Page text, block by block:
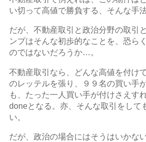
い切って高値で勝負する、そんな手
だが、不動産取引と政治分野の取引
ンプはそんな初歩的なことを、恐ら
のではないだろうか…。
不動産取引なら、どんな高値を付け
のレッテルを張り、９９名の買い手
も、たった一人買い手が付けさえす
doneとなる。亦、そんな取引をして
い。
だが、政治の場合にはそうはいかない